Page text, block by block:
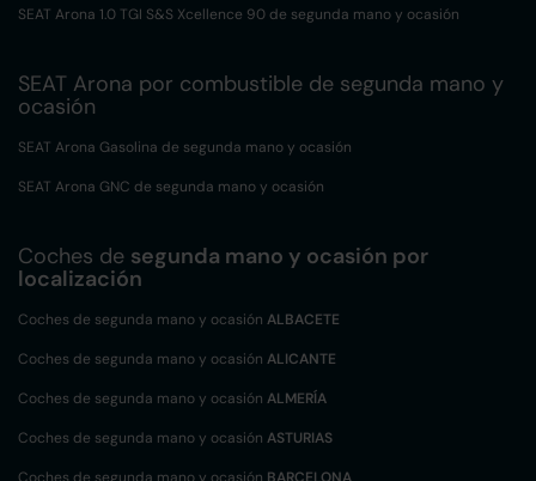
SEAT Arona 1.0 TGI S&S Xcellence 90 de segunda mano y ocasión
SEAT Arona por combustible de segunda mano y
ocasión
SEAT Arona Gasolina de segunda mano y ocasión
SEAT Arona GNC de segunda mano y ocasión
Coches de segunda mano y ocasión por
localización
Coches de segunda mano y ocasión ALBACETE
Coches de segunda mano y ocasión ALICANTE
Coches de segunda mano y ocasión ALMERÍA
Coches de segunda mano y ocasión ASTURIAS
Coches de segunda mano y ocasión BARCELONA